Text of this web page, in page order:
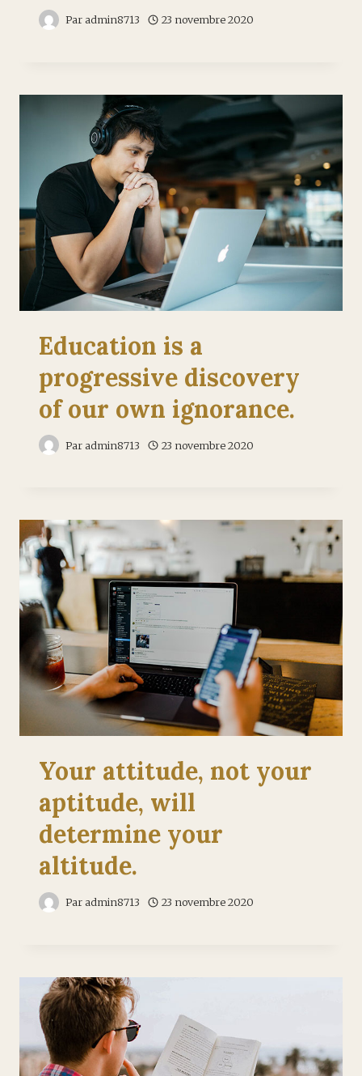
Paradmin8713 23 novembre 2020
Education is a
progressive discovery
of our own ignorance.
Paradmin8713 23 novembre 2020
Your attitude, not your
aptitude, will
determine your
altitude.
Paradmin8713 23 novembre 2020